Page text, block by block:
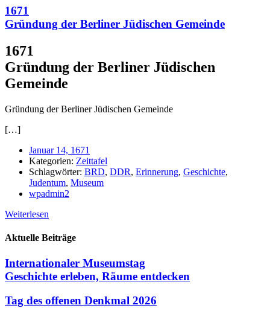
1671
Gründung der Berliner Jüdischen Gemeinde
1671
Gründung der Berliner Jüdischen
Gemeinde
Gründung der Berliner Jüdischen Gemeinde
[…]
Januar 14, 1671
Kategorien: Zeittafel
Schlagwörter: BRD, DDR, Erinnerung, Geschichte,
Judentum, Museum
wpadmin2
Weiterlesen
Aktuelle Beiträge
Internationaler Museumstag
Geschichte erleben, Räume entdecken
Tag des offenen Denkmal 2026